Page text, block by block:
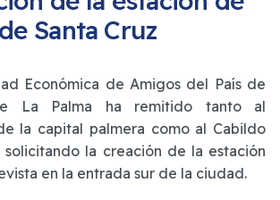
Santa Cruz
Económica de Amigos del País de
La Palma ha remitido tanto al
la capital palmera como al Cabildo
solicitando la creación de la estación
en la entrada sur de la ciudad.